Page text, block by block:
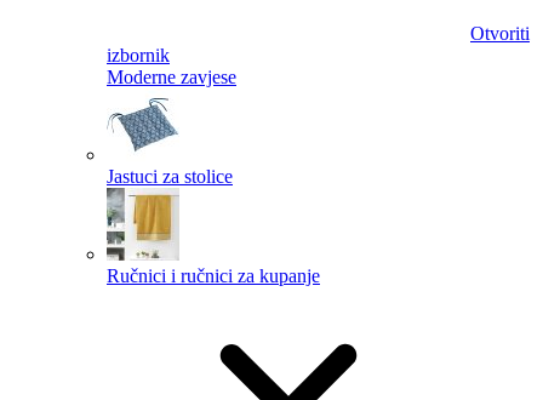
Otvoriti
izbornik
Moderne zavjese
Jastuci za stolice
Ručnici i ručnici za kupanje